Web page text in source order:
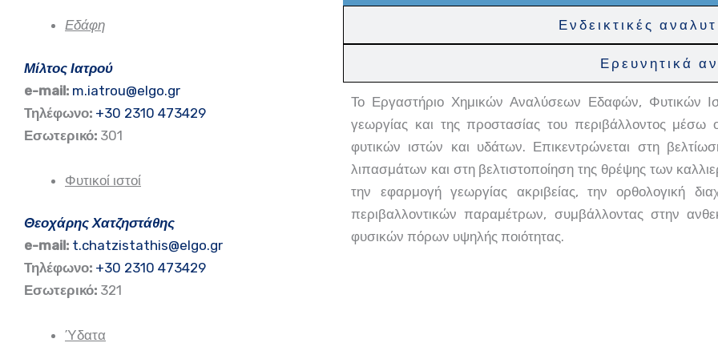
Εδάφη
Μίλτος Ιατρού
e-mail: m.iatrou@elgo.gr
Τηλέφωνο: +30 2310 473429
Εσωτερικό: 301
Φυτικοί ιστοί
Θεοχάρης Χατζηστάθης
e-mail: t.chatzistathis@elgo.gr
Τηλέφωνο: +30 2310 473429
Εσωτερικό: 321
Ύδατα
Ενδεικτικές
Ερευνητικά
Το Εργαστήριο Χημικών Αναλύσεων Εδαφών, Φυτικών
γεωργίας και της προστασίας του περιβάλλοντος μέσω
φυτικών ιστών και υδάτων. Επικεντρώνεται στη
λιπασμάτων και στη βελτιστοποίηση της θρέψης των
την εφαρμογή γεωργίας ακριβείας, την ορθολογική
περιβαλλοντικών παραμέτρων, συμβάλλοντας στην
φυσικών πόρων υψηλής ποιότητας.